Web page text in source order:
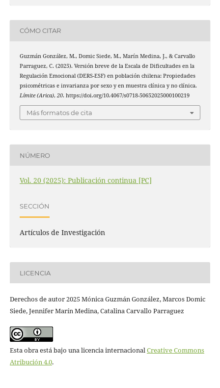
CÓMO CITAR
Guzmán González, M., Domic Siede, M., Marín Medina, J., & Carvallo
Parraguez, C. (2025). Versión breve de la Escala de Dificultades en la
Regulación Emocional (DERS-ESF) en población chilena: Propiedades
psicométricas e invarianza por sexo y en muestra clínica y no clínica.
Límite (Arica), 20. https://doi.org/10.4067/s0718-50652025000100219
Más formatos de cita
NÚMERO
Vol. 20 (2025): Publicación continua [PC]
SECCIÓN
Artículos de Investigación
LICENCIA
Derechos de autor 2025 Mónica Guzmán González, Marcos Domic
Siede, Jennifer Marín Medina, Catalina Carvallo Parraguez
Esta obra está bajo una licencia internacionalCreative Commons
Atribución 4.0.